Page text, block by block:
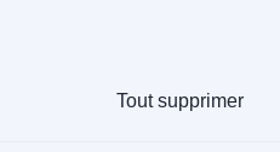
Tout supprimer